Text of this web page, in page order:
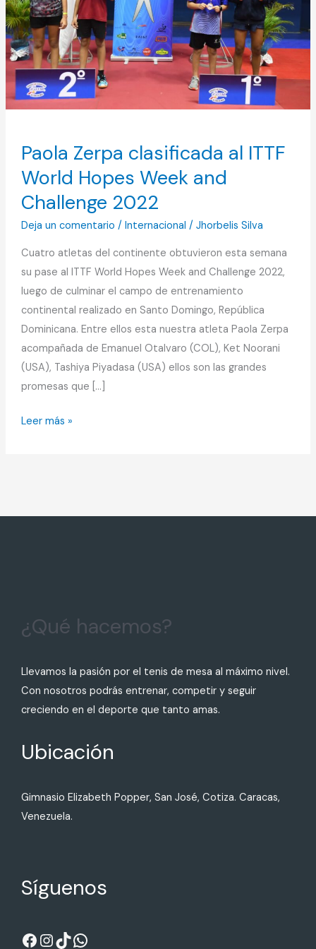
Paola Zerpa clasificada al ITTF
World Hopes Week and
Challenge 2022
Deja un comentario / Internacional / Jhorbelis Silva
Cuatro atletas del continente obtuvieron esta semana
su pase al ITTF World Hopes Week and Challenge 2022,
luego de culminar el campo de entrenamiento
continental realizado en Santo Domingo, República
Dominicana. Entre ellos esta nuestra atleta Paola Zerpa
acompañada de Emanuel Otalvaro (COL), Ket Noorani
(USA), Tashiya Piyadasa (USA) ellos son las grandes
promesas que […]
World
Hopes
Week
and
Challenge
2022
Leer más »
¿Qué hacemos?
Llevamos la pasión por el tenis de mesa al máximo nivel.
Con nosotros podrás entrenar, competir y seguir
creciendo en el deporte que tanto amas.
Ubicación
Gimnasio Elizabeth Popper, San José, Cotiza. Caracas,
Venezuela.
Síguenos